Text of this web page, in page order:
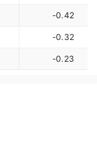
-0.42
-0.32
-0.23